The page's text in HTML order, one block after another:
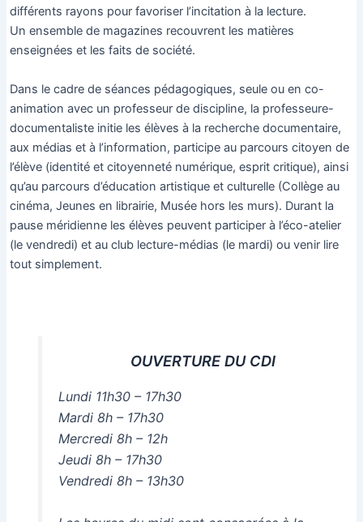
différents rayons pour favoriser l’incitation à la lecture.
Un ensemble de magazines recouvrent les matières
enseignées et les faits de société.
Dans le cadre de séances pédagogiques, seule ou en co-
animation avec un professeur de discipline, la professeure-
documentaliste initie les élèves à la recherche documentaire,
aux médias et à l’information, participe au parcours citoyen de
l’élève (identité et citoyenneté numérique, esprit critique), ainsi
qu’au parcours d’éducation artistique et culturelle (Collège au
cinéma, Jeunes en librairie, Musée hors les murs). Durant la
pause méridienne les élèves peuvent participer à l’éco-atelier
(le vendredi) et au club lecture-médias (le mardi) ou venir lire
tout simplement.
OUVERTURE DU CDI
Lundi 11h30 – 17h30
Mardi 8h – 17h30
Mercredi 8h – 12h
Jeudi 8h – 17h30
Vendredi 8h – 13h30